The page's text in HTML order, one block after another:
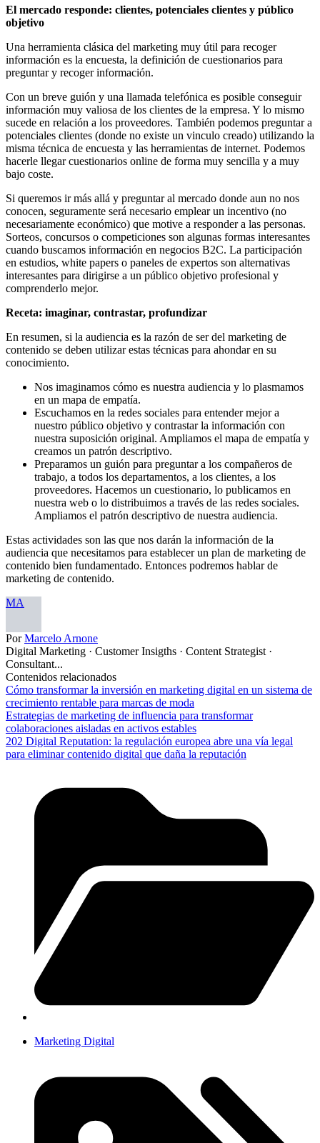
El mercado responde: clientes, potenciales clientes y público
objetivo
Una herramienta clásica del marketing muy útil para recoger
información es la encuesta, la definición de cuestionarios para
preguntar y recoger información.
Con un breve guión y una llamada telefónica es posible conseguir
información muy valiosa de los clientes de la empresa. Y lo mismo
sucede en relación a los proveedores. También podemos preguntar a
potenciales clientes (donde no existe un vinculo creado) utilizando la
misma técnica de encuesta y las herramientas de internet. Podemos
hacerle llegar cuestionarios online de forma muy sencilla y a muy
bajo coste.
Si queremos ir más allá y preguntar al mercado donde aun no nos
conocen, seguramente será necesario emplear un incentivo (no
necesariamente económico) que motive a responder a las personas.
Sorteos, concursos o competiciones son algunas formas interesantes
cuando buscamos información en negocios B2C. La participación
en estudios, white papers o paneles de expertos son alternativas
interesantes para dirigirse a un público objetivo profesional y
comprenderlo mejor.
Receta: imaginar, contrastar, profundizar
En resumen, si la audiencia es la razón de ser del marketing de
contenido se deben utilizar estas técnicas para ahondar en su
conocimiento.
Nos imaginamos cómo es nuestra audiencia y lo plasmamos
en un mapa de empatía.
Escuchamos en la redes sociales para entender mejor a
nuestro público objetivo y contrastar la información con
nuestra suposición original. Ampliamos el mapa de empatía y
creamos un patrón descriptivo.
Preparamos un guión para preguntar a los compañeros de
trabajo, a todos los departamentos, a los clientes, a los
proveedores. Hacemos un cuestionario, lo publicamos en
nuestra web o lo distribuimos a través de las redes sociales.
Ampliamos el patrón descriptivo de nuestra audiencia.
Estas actividades son las que nos darán la información de la
audiencia que necesitamos para establecer un plan de marketing de
contenido bien fundamentado. Entonces podremos hablar de
marketing de contenido.
MA
PorMarcelo Arnone
Digital Marketing · Customer Insigths · Content Strategist ·
Consultant...
Contenidos relacionados
Cómo transformar la inversión en marketing digital en un sistema de
crecimiento rentable para marcas de moda
Estrategias de marketing de influencia para transformar
colaboraciones aisladas en activos estables
202 Digital Reputation: la regulación europea abre una vía legal
para eliminar contenido digital que daña la reputación
Marketing Digital